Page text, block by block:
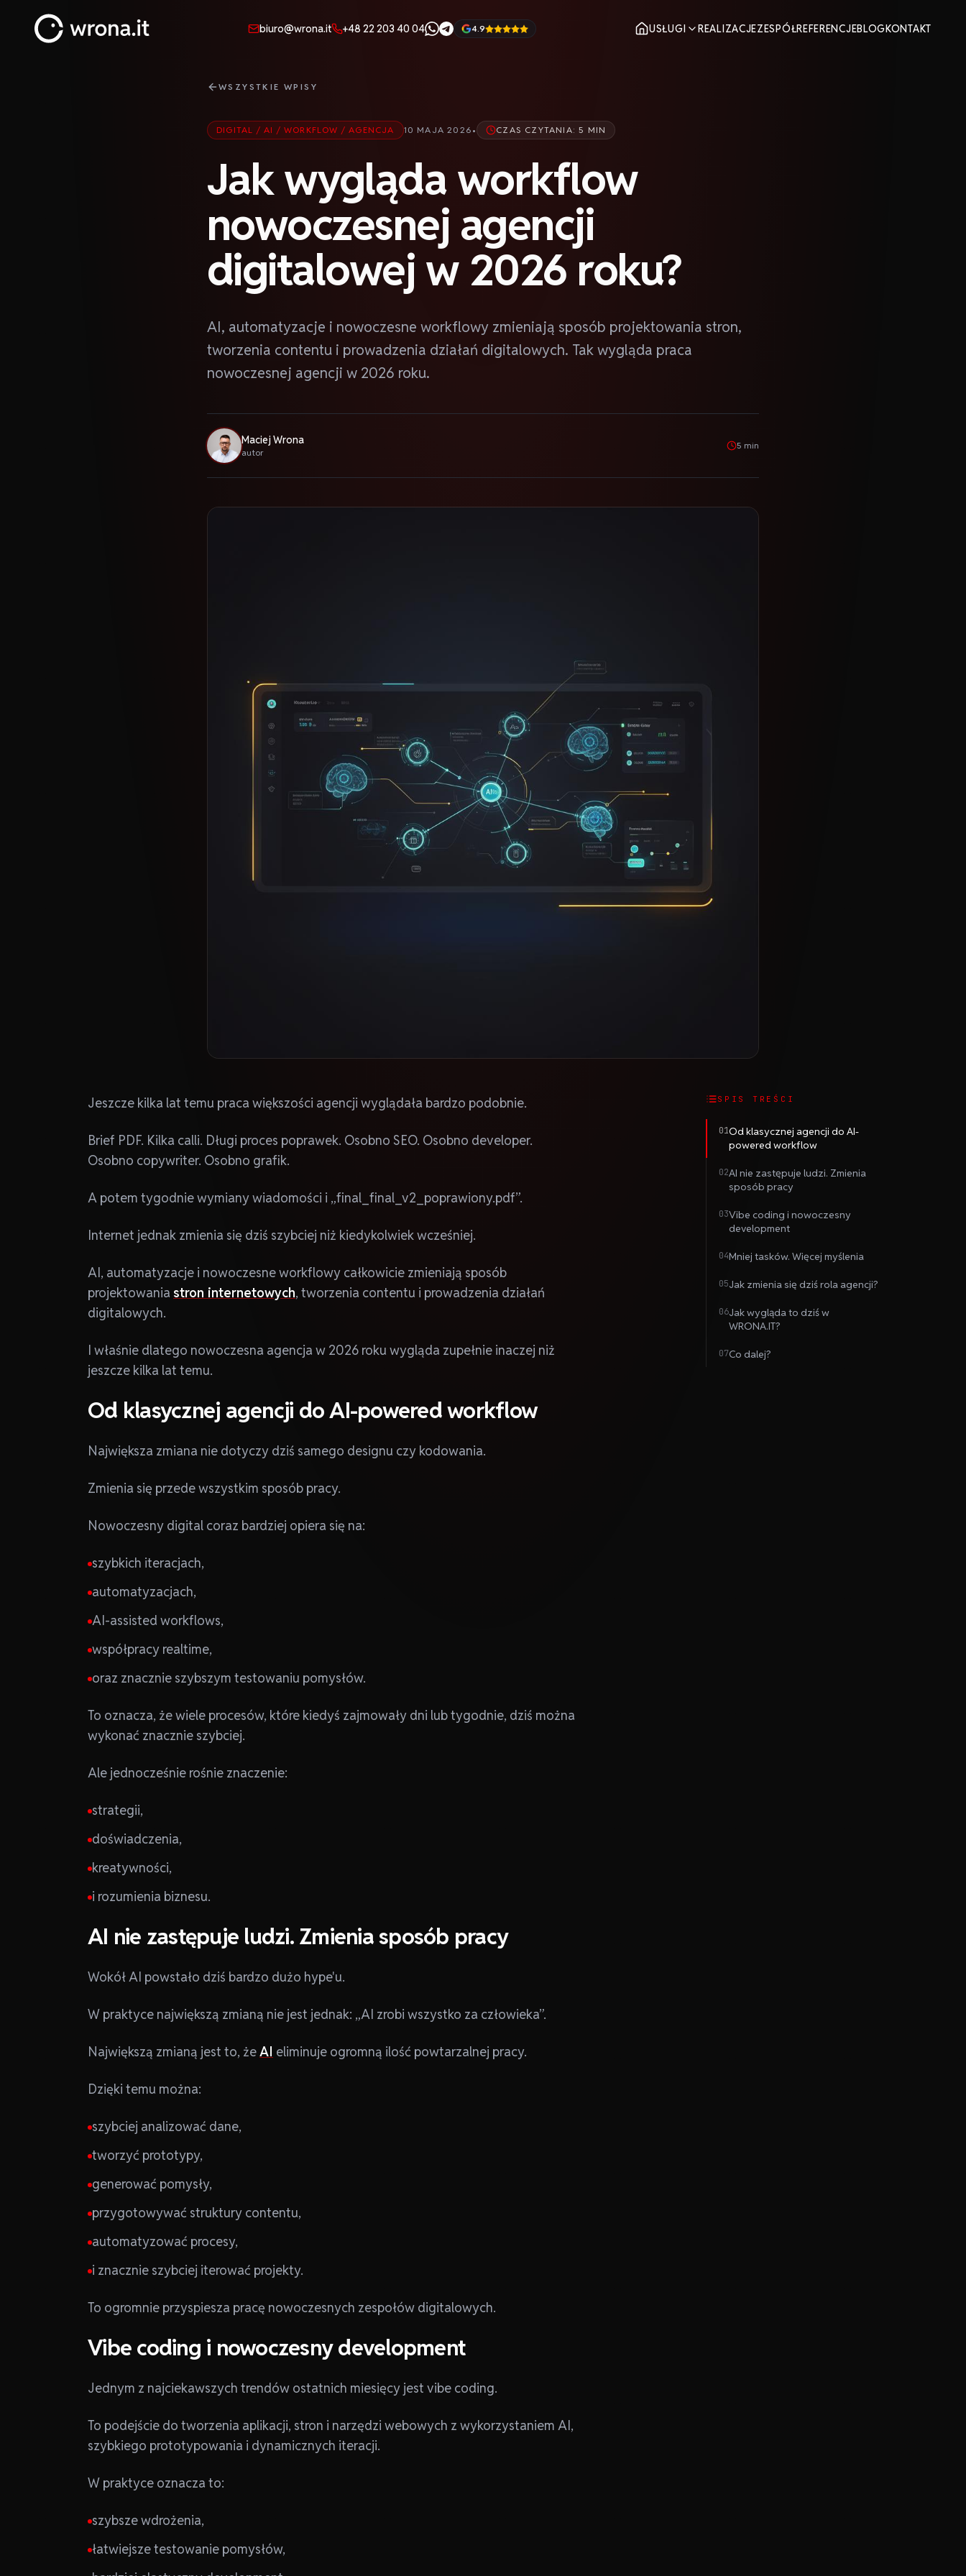
wrona.it biuro@wrona.it +48 22 203 40 04 4.9 USŁUGI REALIZACJEZESPÓŁREFERENCJEBLOGKONTAKT
WSZYSTKIE WPISY
DIGITAL / AI / WORKFLOW / AGENCJA 10 MAJA 2026 • CZAS CZYTANIA:5 MIN
Jak wygląda workflow
nowoczesnej agencji
digitalowej w 2026 roku?
AI, automatyzacje i nowoczesne workflowy zmieniają sposób projektowania stron,
tworzenia contentu i prowadzenia działań digitalowych. Tak wygląda praca
nowoczesnej agencji w 2026 roku.
Maciej Wrona
autor
5 min
Jeszcze kilka lat temu praca większości agencji wyglądała bardzo podobnie.
Brief PDF. Kilka calli. Długi proces poprawek. Osobno SEO. Osobno developer.
Osobno copywriter. Osobno grafik.
A potem tygodnie wymiany wiadomości i „final_final_v2_poprawiony.pdf”.
Internet jednak zmienia się dziś szybciej niż kiedykolwiek wcześniej.
AI, automatyzacje i nowoczesne workflowy całkowicie zmieniają sposób
projektowania stron internetowych, tworzenia contentu i prowadzenia działań
digitalowych.
I właśnie dlatego nowoczesna agencja w 2026 roku wygląda zupełnie inaczej niż
jeszcze kilka lat temu.
Od klasycznej agencji do AI-powered workflow
Największa zmiana nie dotyczy dziś samego designu czy kodowania.
Zmienia się przede wszystkim sposób pracy.
Nowoczesny digital coraz bardziej opiera się na:
szybkich iteracjach,
automatyzacjach,
AI-assisted workflows,
współpracy realtime,
oraz znacznie szybszym testowaniu pomysłów.
To oznacza, że wiele procesów, które kiedyś zajmowały dni lub tygodnie, dziś można
wykonać znacznie szybciej.
Ale jednocześnie rośnie znaczenie:
strategii,
doświadczenia,
kreatywności,
i rozumienia biznesu.
AI nie zastępuje ludzi. Zmienia sposób pracy
Wokół AI powstało dziś bardzo dużo hype'u.
W praktyce największą zmianą nie jest jednak: „AI zrobi wszystko za człowieka”.
Największą zmianą jest to, żeAI eliminuje ogromną ilość powtarzalnej pracy.
Dzięki temu można:
szybciej analizować dane,
tworzyć prototypy,
generować pomysły,
przygotowywać struktury contentu,
automatyzować procesy,
i znacznie szybciej iterować projekty.
To ogromnie przyspiesza pracę nowoczesnych zespołów digitalowych.
Vibe coding i nowoczesny development
Jednym z najciekawszych trendów ostatnich miesięcy jest vibe coding.
To podejście do tworzenia aplikacji, stron i narzędzi webowych z wykorzystaniem AI,
szybkiego prototypowania i dynamicznych iteracji.
W praktyce oznacza to:
szybsze wdrożenia,
łatwiejsze testowanie pomysłów,
SPIS TREŚCI
01Od klasycznej agencji do AI-
powered workflow
02AI nie zastępuje ludzi. Zmienia
sposób pracy
03Vibe coding i nowoczesny
development
04Mniej tasków. Więcej myślenia
05Jak zmienia się dziś rola agencji?
06Jak wygląda to dziś w
WRONA.IT?
07Co dalej?